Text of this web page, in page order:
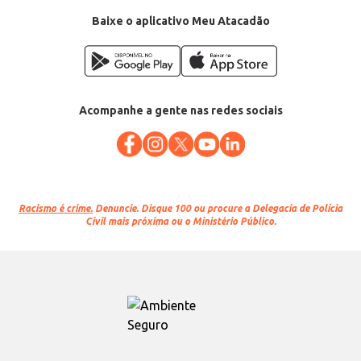
Baixe o aplicativo Meu Atacadão
Acompanhe a gente nas redes sociais
Racismo é crime. Denuncie. Disque 100 ou procure a Delegacia de Polícia
Civil mais próxima ou o Ministério Público.